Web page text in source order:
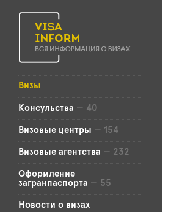
Визы
Консульства — 40
Визовые центры — 154
Визовые агентства — 232
Оформление
загранпаспорта — 55
Новости о визах